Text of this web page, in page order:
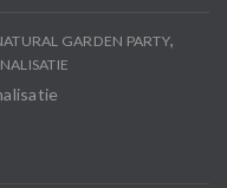
GARDEN PARTY,